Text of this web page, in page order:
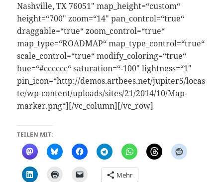
Nashville, TX 76051″ map_height=“custom“
height=“700″ zoom=“14″ pan_control=“true“
draggable=“true“ zoom_control=“true“
map_type=“ROADMAP“ map_type_control=“true“
scale_control=“true“ modify_coloring=“true“
hue=“#cccccc“ saturation=“-100″ lightness=“1″
pin_icon=“http://demos.artbees.net/jupiter5/locas
te/wp-content/uploads/sites/21/2014/10/Map-
marker.png“][/vc_column][/vc_row]
TEILEN MIT:
Mehr